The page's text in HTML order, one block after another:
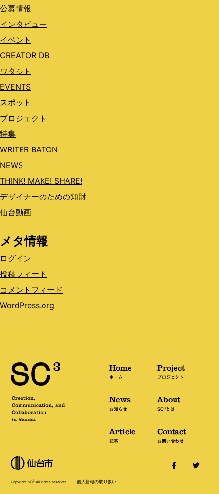
公募情報
インタビュー
イベント
CREATOR DB
ワタシト
EVENTS
スポット
プロジェクト
特集
WRITER BATON
NEWS
THINK! MAKE! SHARE!
デザイナーのための知財
仙台動画
メタ情報
ログイン
投稿フィード
コメントフィード
WordPress.org
Home
ホーム
News
お知らせ
Article
記事
Project
プロジェクト
About
SC3とは
Contact
お問い合わせ
Copyright SC3 All rights reserved. 個人情報の取り扱い